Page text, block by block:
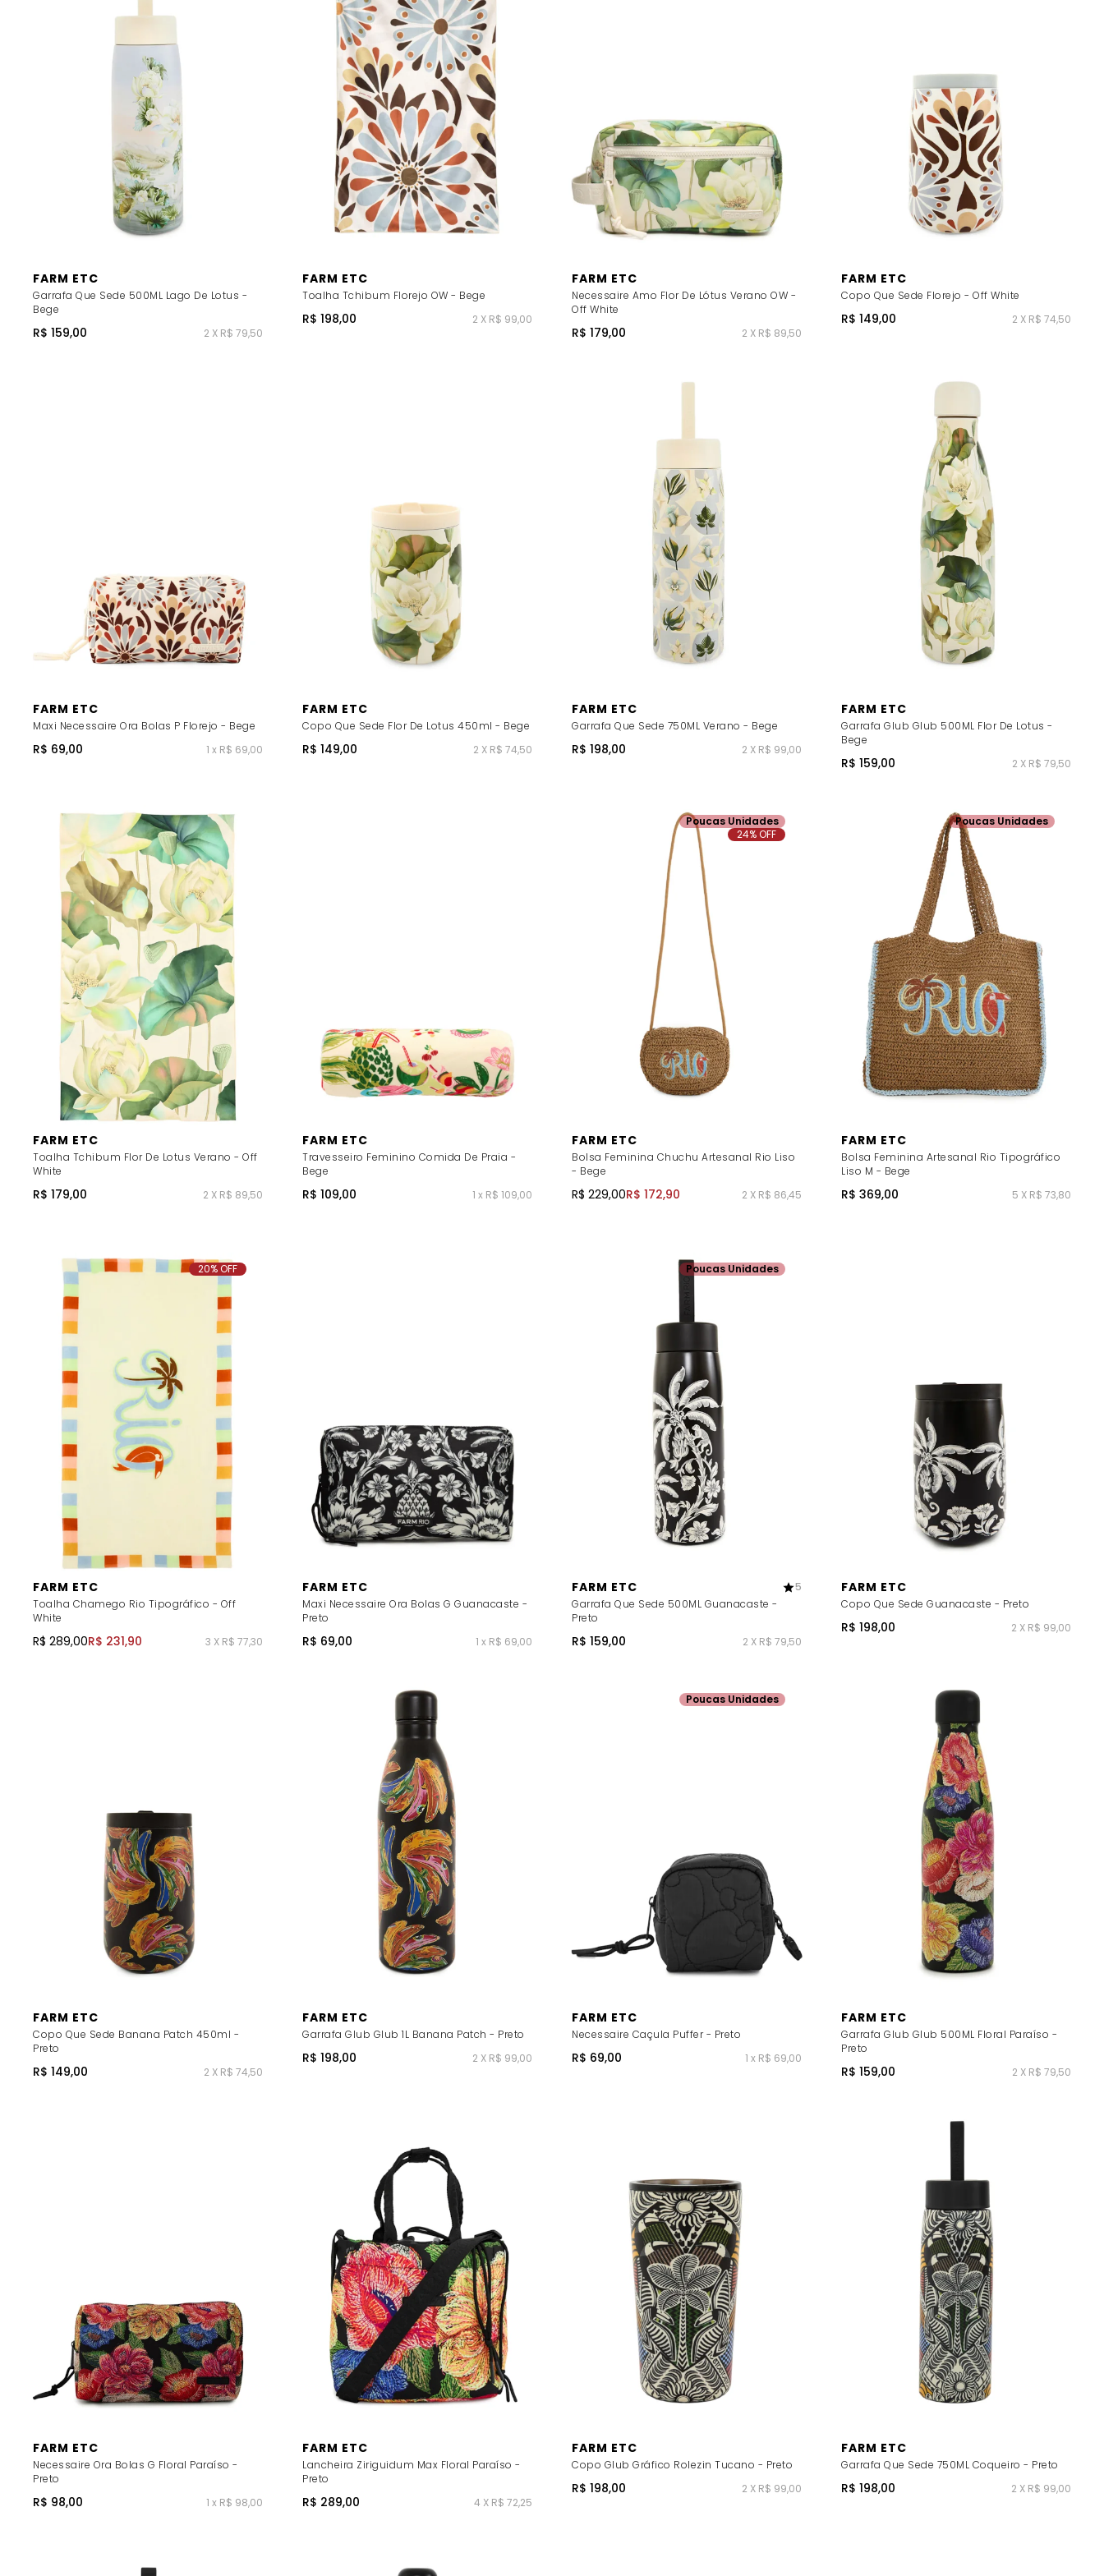
FARM ETC
Garrafa Que Sede 500ML Lago De Lotus -
Bege
R$ 159,00 2 X R$ 79,50
FARM ETC
Toalha Tchibum Florejo OW - Bege
R$ 198,00 2 X R$ 99,00
FARM ETC
Necessaire Amo Flor De Lótus Verano OW -
Off White
R$ 179,00 2 X R$ 89,50
FARM ETC
Copo Que Sede Florejo - Off White
R$ 149,00 2 X R$ 74,50
FARM ETC
Maxi Necessaire Ora Bolas P Florejo - Bege
R$ 69,00 1 x R$ 69,00
FARM ETC
Copo Que Sede Flor De Lotus 450ml - Bege
R$ 149,00 2 X R$ 74,50
FARM ETC
Garrafa Que Sede 750ML Verano - Bege
R$ 198,00 2 X R$ 99,00
FARM ETC
Garrafa Glub Glub 500ML Flor De Lotus -
Bege
R$ 159,00 2 X R$ 79,50
FARM ETC
Toalha Tchibum Flor De Lotus Verano - Off
White
R$ 179,00 2 X R$ 89,50
FARM ETC
Travesseiro Feminino Comida De Praia -
Bege
R$ 109,00 1 x R$ 109,00
FARM ETC
Bolsa Feminina Chuchu Artesanal Rio Liso
- Bege
R$ 229,00R$ 172,90 2 X R$ 86,45
Poucas Unidades
24% OFF
FARM ETC
Bolsa Feminina Artesanal Rio Tipográfico
Liso M - Bege
R$ 369,00 5 X R$ 73,80
Poucas Unidades
FARM ETC
Toalha Chamego Rio Tipográfico - Off
White
R$ 289,00R$ 231,90 3 X R$ 77,30
20% OFF
FARM ETC
Maxi Necessaire Ora Bolas G Guanacaste -
Preto
R$ 69,00 1 x R$ 69,00
FARM ETC
5
Garrafa Que Sede 500ML Guanacaste -
Preto
R$ 159,00 2 X R$ 79,50
Poucas Unidades
FARM ETC
Copo Que Sede Guanacaste - Preto
R$ 198,00 2 X R$ 99,00
FARM ETC
Copo Que Sede Banana Patch 450ml -
Preto
R$ 149,00 2 X R$ 74,50
FARM ETC
Garrafa Glub Glub 1L Banana Patch - Preto
R$ 198,00 2 X R$ 99,00
FARM ETC
Necessaire Caçula Puffer - Preto
R$ 69,00 1 x R$ 69,00
Poucas Unidades
FARM ETC
Garrafa Glub Glub 500ML Floral Paraíso -
Preto
R$ 159,00 2 X R$ 79,50
FARM ETC
Necessaire Ora Bolas G Floral Paraíso -
Preto
R$ 98,00 1 x R$ 98,00
FARM ETC
Lancheira Ziriguidum Max Floral Paraíso -
Preto
R$ 289,00 4 X R$ 72,25
FARM ETC
Copo Glub Gráfico Rolezin Tucano - Preto
R$ 198,00 2 X R$ 99,00
FARM ETC
Garrafa Que Sede 750ML Coqueiro - Preto
R$ 198,00 2 X R$ 99,00